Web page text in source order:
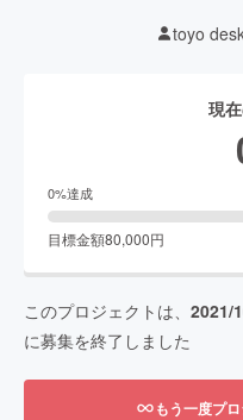
toyo
現
0%達成
目標金額80,000円
このプロジェクトは、 2021/
に募集を終了しました
もう一度プ